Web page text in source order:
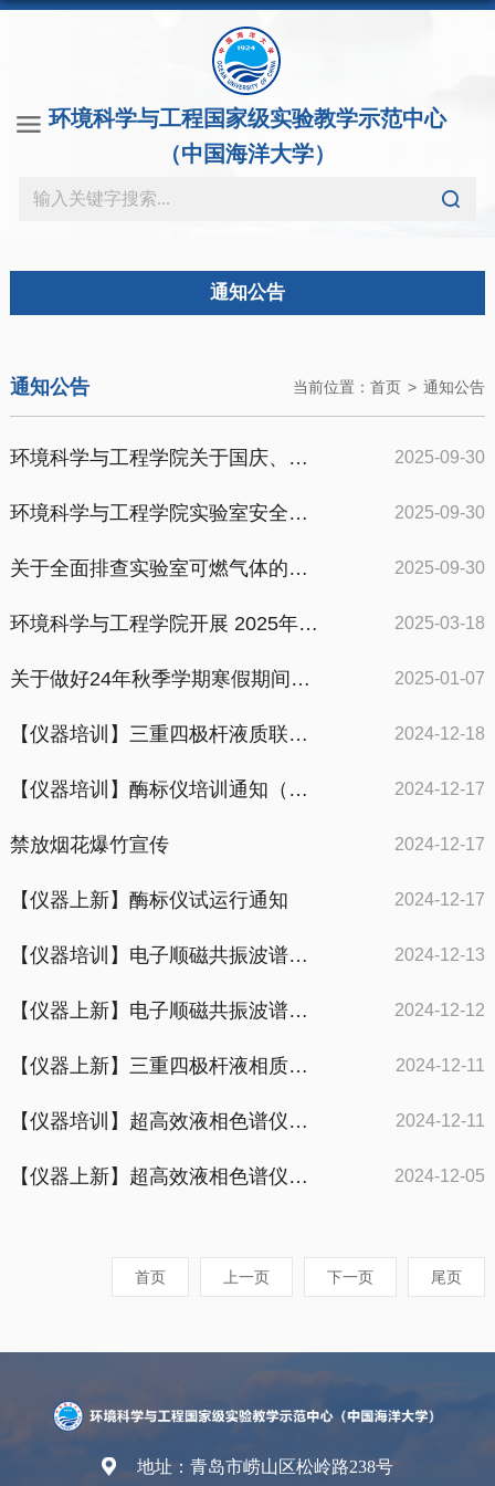
环境科学与工程国家级实验教学示范中心
（中国海洋大学）
通知公告
当前位置：首页 > 通知公告
通知公告
环境科学与工程学院关于国庆、中秋假期实验室安全管理的通知 2025-09-30
环境科学与工程学院实验室安全检查 2025-09-30
关于全面排查实验室可燃气体的通知 2025-09-30
环境科学与工程学院开展 2025年春季消防安全公开课学习活动 2025-03-18
关于做好24年秋季学期寒假期间实验室安全工作的通知 2025-01-07
【仪器培训】三重四极杆液质联用仪培训通知（2024年第13期） 2024-12-18
【仪器培训】酶标仪培训通知（2024年第12期） 2024-12-17
禁放烟花爆竹宣传 2024-12-17
【仪器上新】酶标仪试运行通知 2024-12-17
【仪器培训】电子顺磁共振波谱仪培训通知（2024年第11期） 2024-12-13
【仪器上新】电子顺磁共振波谱仪试运行通知 2024-12-12
【仪器上新】三重四极杆液相质谱仪试运行通知 2024-12-11
【仪器培训】超高效液相色谱仪培训通知（2024年第10期） 2024-12-11
【仪器上新】超高效液相色谱仪试运行通知 2024-12-05
首页 上一页 下一页 尾页
地址：青岛市崂山区松岭路238号